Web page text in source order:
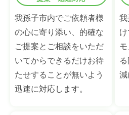
我孫子市内でご依頼者様
の心に寄り添い、的確な
ご提案とご相談をいただ
いてからできるだけお待
たせすることが無いよう
迅速に対応します。
我
減